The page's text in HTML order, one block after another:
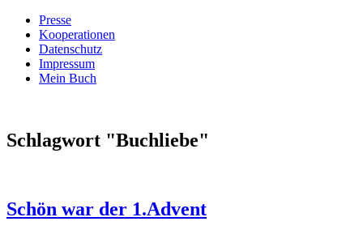
Presse
Kooperationen
Datenschutz
Impressum
Mein Buch
Villa König
Schlagwort "Buchliebe"
Schön war der 1.Advent